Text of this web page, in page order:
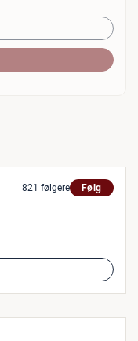
821 følgere Følg